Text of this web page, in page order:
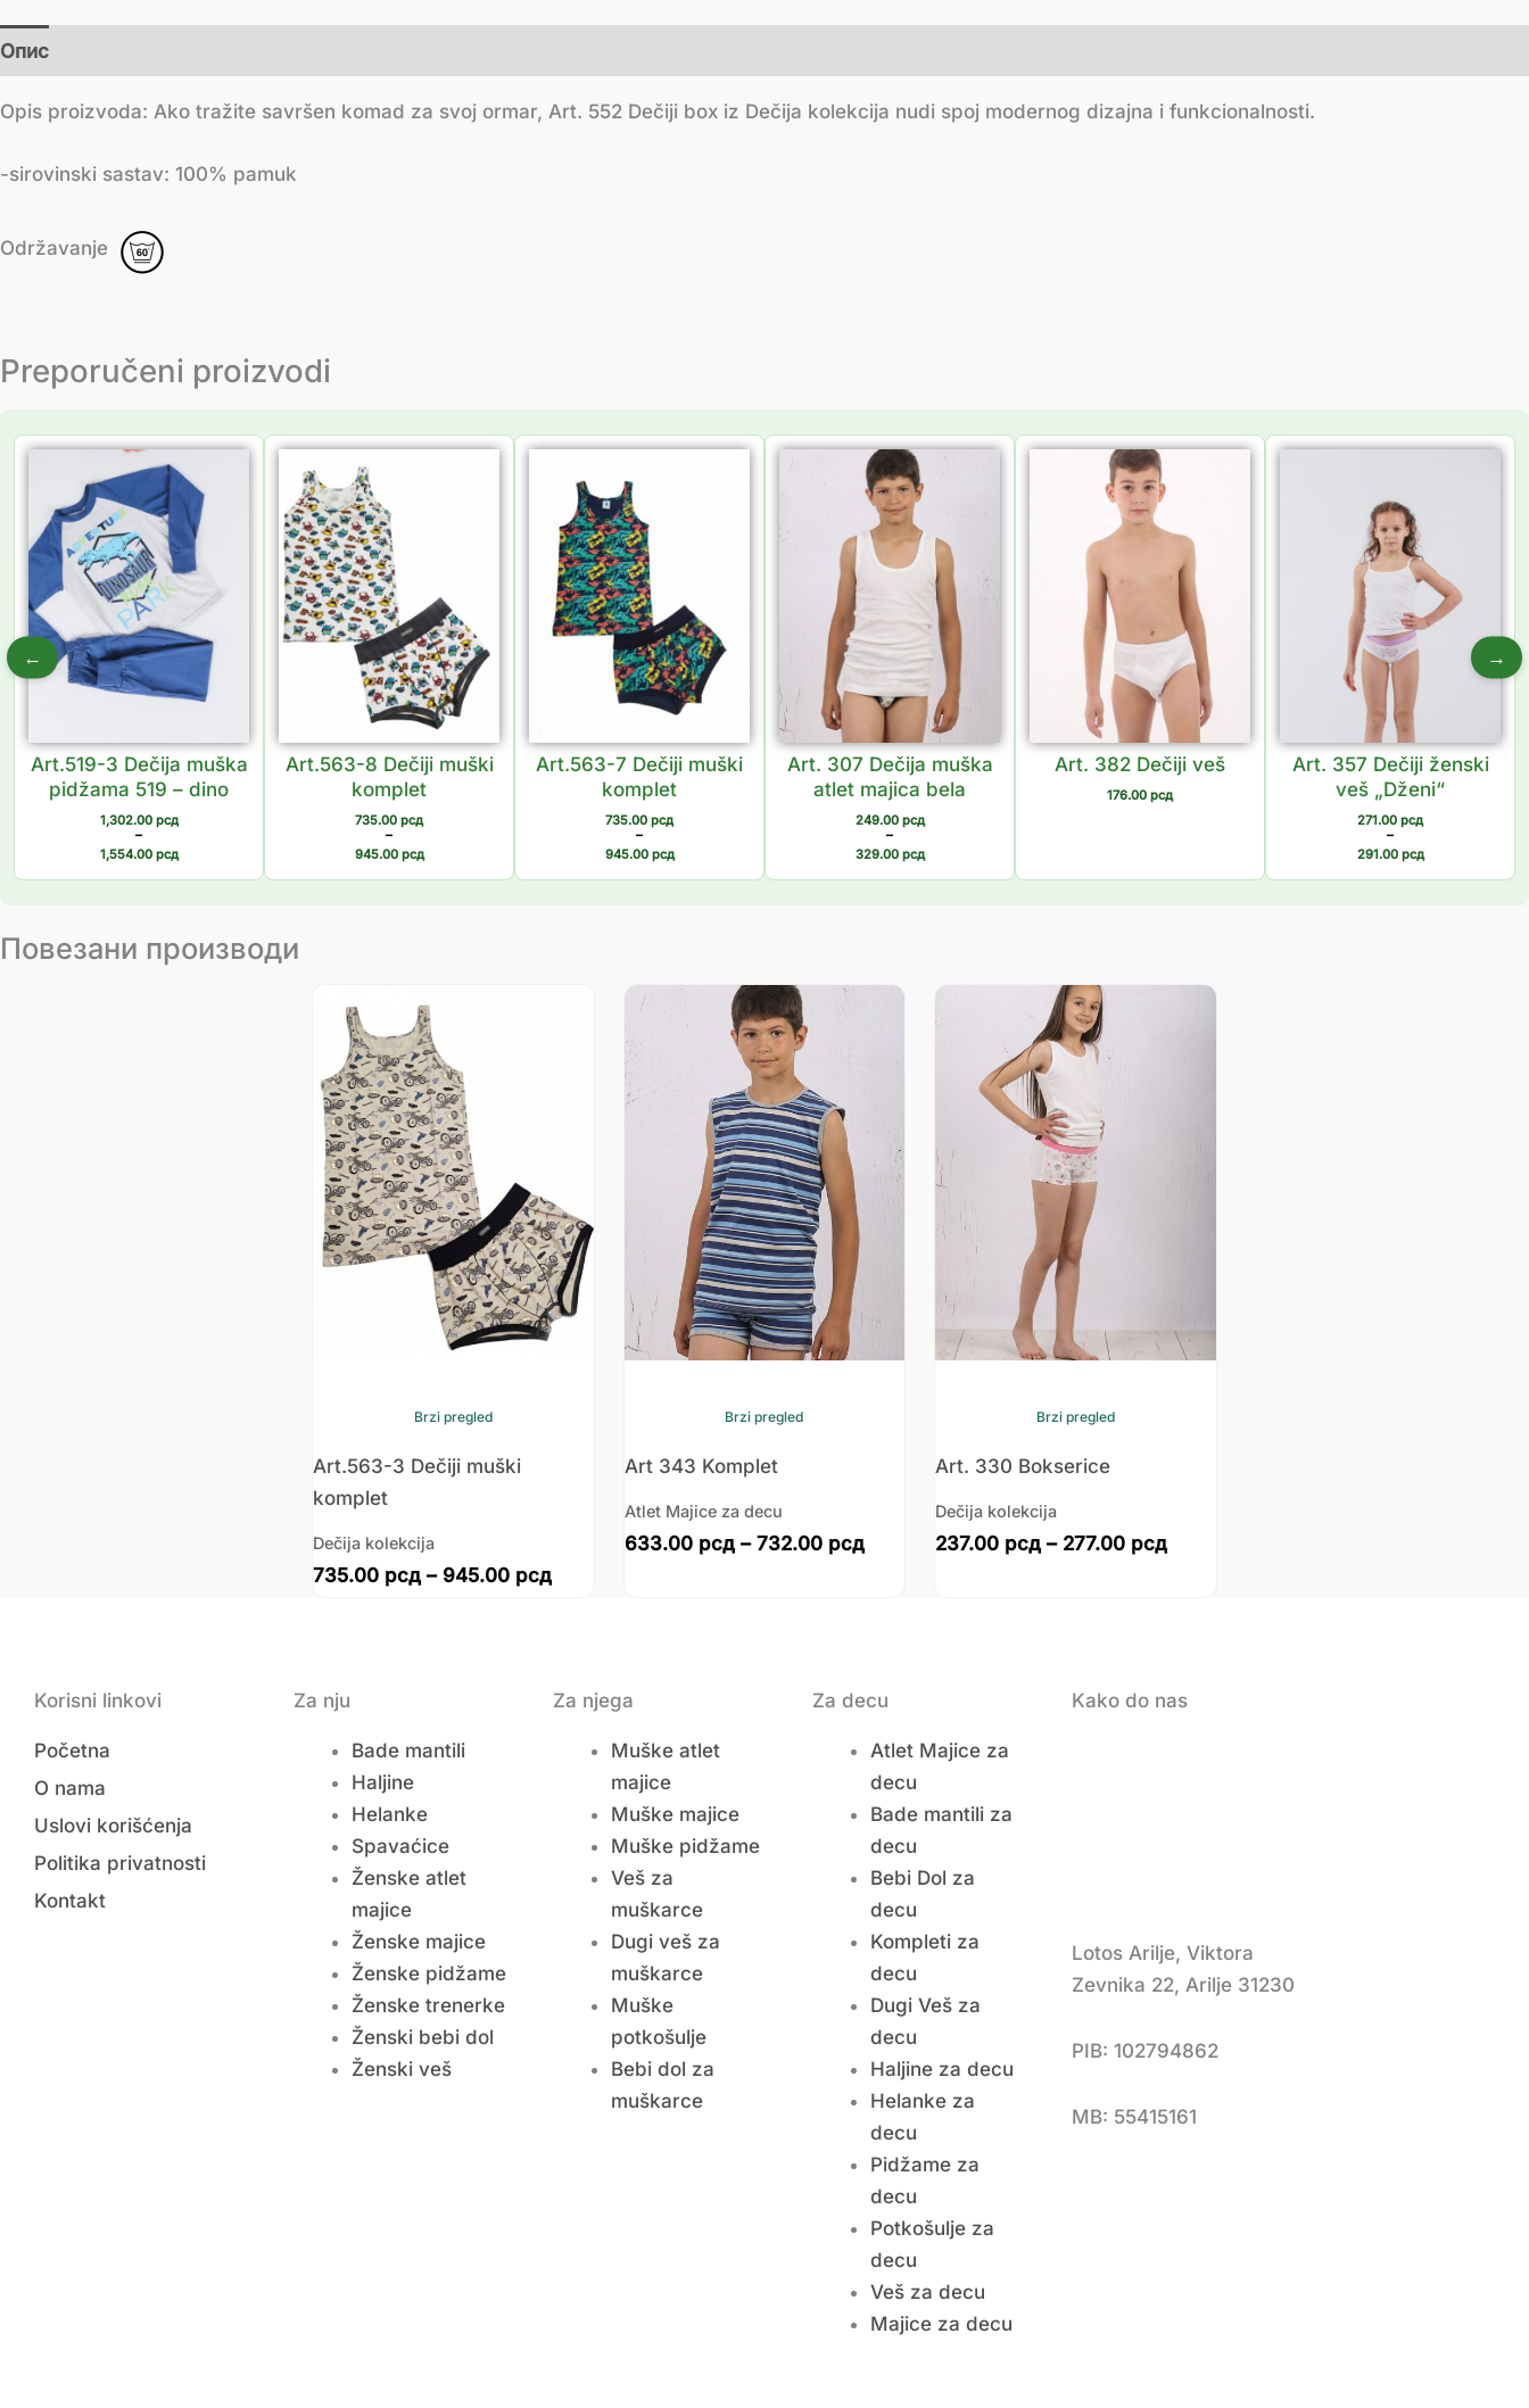
Опис
Opis proizvoda: Ako tražite savršen komad za svoj ormar, Art. 552 Dečiji box iz Dečija kolekcija nudi spoj modernog dizajna i funkcionalnosti.
-sirovinski sastav: 100% pamuk
Održavanje
Preporučeni proizvodi
←
Art.519-3 Dečija muška
pidžama 519 – dino
1,302.00 рсд
–
1,554.00 рсд
Распон
цена:
од
1,302.00 рсд
до
1,554.00 рсд
Art.563-8 Dečiji muški
komplet
735.00 рсд
–
945.00 рсд
Распон
945.00 рсд
Art.563-7 Dečiji muški
komplet
735.00 рсд
–
945.00 рсд
Распон
945.00 рсд
Art. 307 Dečija muška
atlet majica bela
249.00 рсд
–
329.00 рсд
Распон
цена:
од
249.00 рсд
до
329.00 рсд
Art. 382 Dečiji veš
176.00 рсд
Art. 357 Dečiji ženski
veš „Dženi“
271.00 рсд
–
291.00 рсд
Распон
до
291.00 рсд
→
Повезани производи
Brzi pregled
Art.563-3 Dečiji muški
komplet
Dečija kolekcija
735.00 рсд – 945.00 рсд
735.00 рсд
945.00 рсд
Brzi pregled
Art 343 Komplet
Atlet Majice za decu
633.00 рсд – 732.00 рсд
Распон
Brzi pregled
Art. 330 Bokserice
Dečija kolekcija
237.00 рсд – 277.00 рсд
Распон
Korisni linkovi
Početna
O nama
Uslovi korišćenja
Politika privatnosti
Kontakt
Za nju
Bade mantili
Haljine
Helanke
Spavaćice
Ženske atlet
majice
Ženske majice
Ženske pidžame
Ženske trenerke
Ženski bebi dol
Ženski veš
Za njega
Muške atlet
majice
Muške majice
Muške pidžame
Veš za
muškarce
Dugi veš za
muškarce
Muške
potkošulje
Bebi dol za
muškarce
Za decu
Atlet Majice za
decu
Bade mantili za
decu
Bebi Dol za
decu
Kompleti za
decu
Dugi Veš za
decu
Haljine za decu
Helanke za
decu
Pidžame za
decu
Potkošulje za
decu
Veš za decu
Majice za decu
Kako do nas
Lotos Arilje, Viktora
Zevnika 22, Arilje 31230
PIB: 102794862
MB: 55415161